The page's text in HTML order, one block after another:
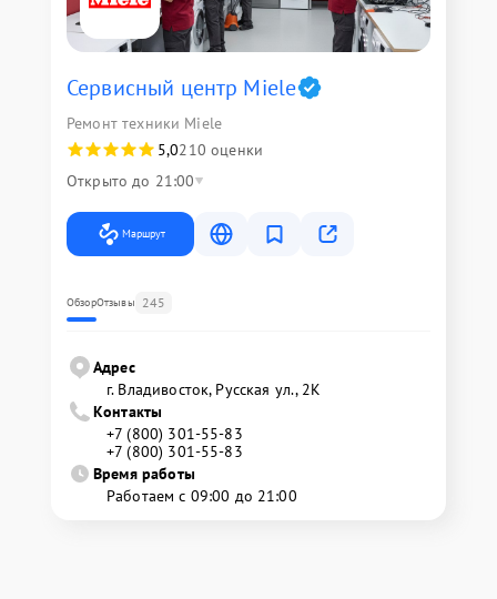
Сервисный центр Miele
Ремонт техники Miele
5,0210 оценки
Открыто до 21:00
Маршрут
ОбзорОтзывы 245
Адрес
г. Владивосток, Русская ул., 2К
Контакты
+7 (800) 301-55-83
+7 (800) 301-55-83
Время работы
Работаем с 09:00 до 21:00